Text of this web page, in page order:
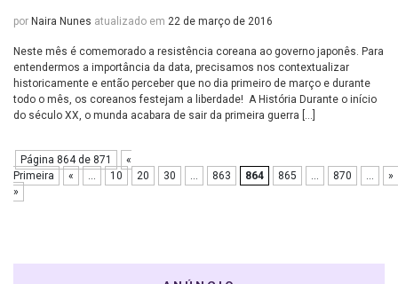
por Naira Nunes atualizado em 22 de março de 2016
Neste mês é comemorado a resistência coreana ao governo japonês. Para
entendermos a importância da data, precisamos nos contextualizar
historicamente e então perceber que no dia primeiro de março e durante
todo o mês, os coreanos festejam a liberdade! A História Durante o início
do século XX, o munda acabara de sair da primeira guerra […]
Página 864 de 871
«
Primeira
« ... 10 20 30 ... 863 864 865 ... 870 ...
»
»